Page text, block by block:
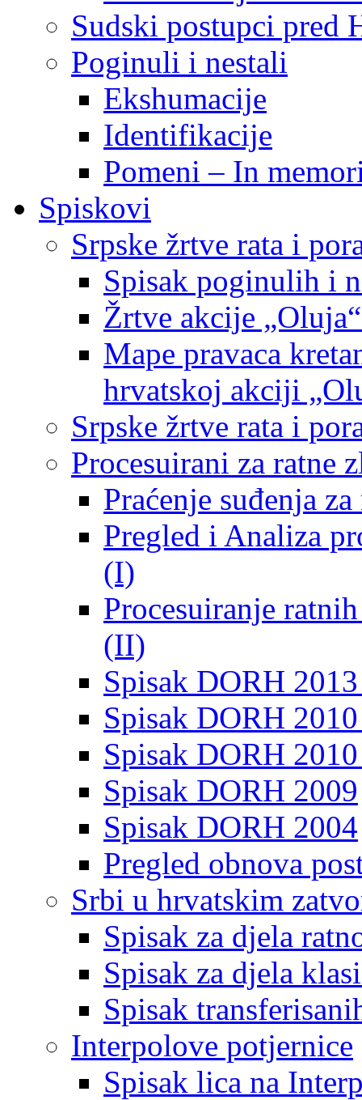
Sudski postupci pred
Poginuli i nestali
Ekshumacije
Identifikacije
Pomeni – In
Spiskovi
Srpske žrtve rata i
Spisak poginulih i
Žrtve akcije
Mape pravaca
hrvatskoj akciji
Srpske žrtve rata i
Procesuirani za ratne
Praćenje suđenja
Pregled i Analiza
(I)
Procesuiranje
(II)
Spisak DORH
Spisak DORH
Spisak DORH
Spisak DORH 2009
Spisak DORH 2004
Pregled obnova
Srbi u hrvatskim
Spisak za djela
Spisak za djela
Spisak
Interpolove potjernice
Spisak lica na